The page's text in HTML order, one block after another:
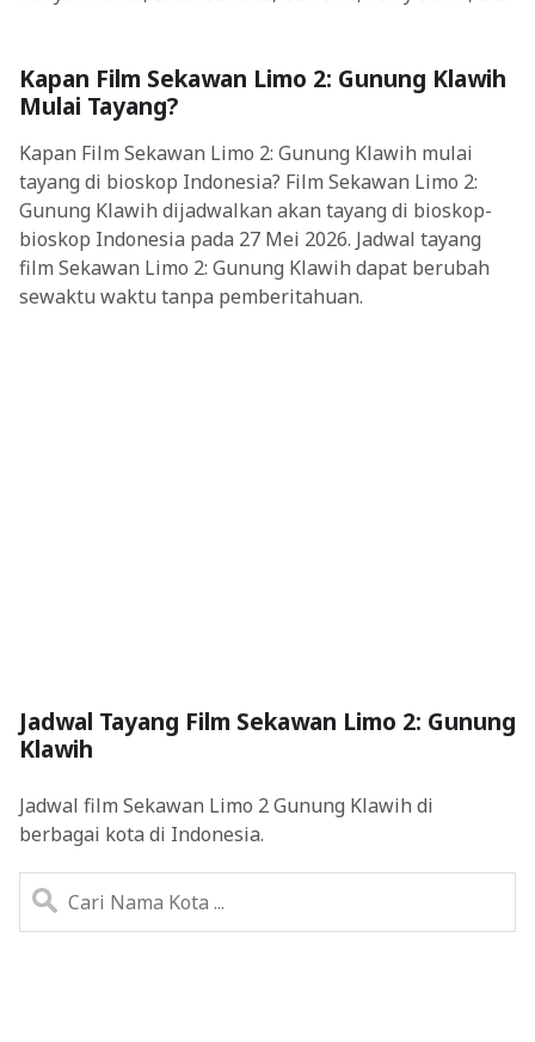
Kapan Film Sekawan Limo 2: Gunung Klawih
Mulai Tayang?
Kapan Film Sekawan Limo 2: Gunung Klawih mulai
tayang di bioskop Indonesia? Film Sekawan Limo 2:
Gunung Klawih dijadwalkan akan tayang di bioskop-
bioskop Indonesia pada 27 Mei 2026. Jadwal tayang
film Sekawan Limo 2: Gunung Klawih dapat berubah
sewaktu waktu tanpa pemberitahuan.
Jadwal Tayang Film Sekawan Limo 2: Gunung
Klawih
Jadwal film Sekawan Limo 2 Gunung Klawih di
berbagai kota di Indonesia.